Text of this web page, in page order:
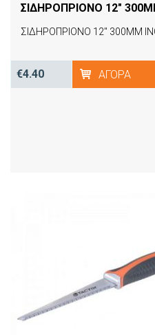
ΣΙΔΗΡΟΠΡΙΟΝΟ 12"
ΣΙΔΗΡΟΠΡΙΟΝΟ 12" 300MM
€4.40 ΑΓΟΡΆ